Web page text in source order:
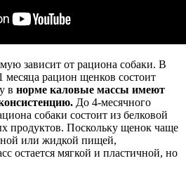
зависит от рациона собаки. В
месяца рацион щенков состоит
в норме каловые массы имеют
До 4-месячного
собаки состоит из белковой
продуктов. Поскольку щенок чаще
или жидкой пищей,
остается мягкой и пластичной, но